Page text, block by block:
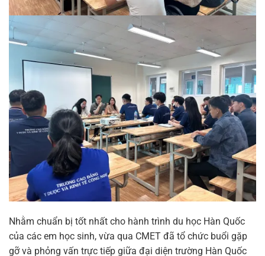
Nhằm chuẩn bị tốt nhất cho hành trình du học Hàn Quốc
của các em học sinh, vừa qua CMET đã tổ chức buổi gặp
gỡ và phỏng vấn trực tiếp giữa đại diện trường Hàn Quốc